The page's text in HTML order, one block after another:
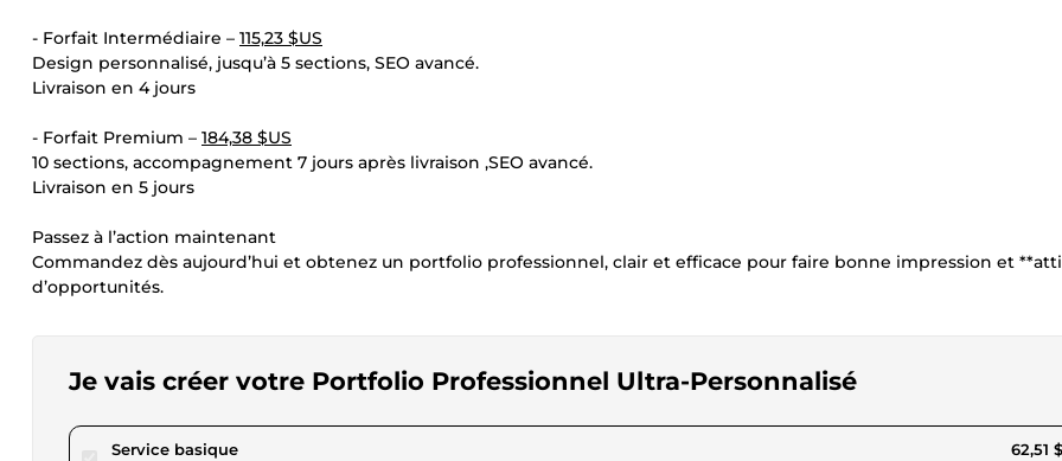
- Forfait Intermédiaire – 115,23 $US
Design personnalisé, jusqu’à 5 sections, SEO avancé.
Livraison en 4 jours
- Forfait Premium – 184,38 $US
10 sections, accompagnement 7 jours après livraison ,SEO avancé.
Livraison en 5 jours
Passez à l’action maintenant
Commandez dès aujourd’hui et obtenez un portfolio professionnel, clair et efficace pour faire bonne impression et
d’opportunités.
Je vais créer votre Portfolio Professionnel Ultra-Personnalisé
Service basiquepour 57,62 $US 62,51